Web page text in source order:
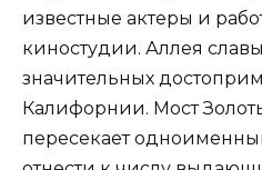
известные актеры и
киностудии. Аллея
значительных
Калифорнии. Мост
пересекает